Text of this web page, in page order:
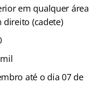
em qualquer área
direito (cadete)
até o dia 07 de